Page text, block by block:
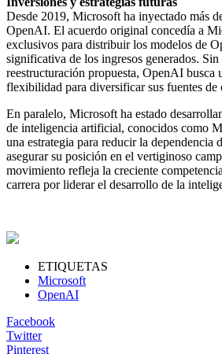
Desde 2019, Microsoft ha inyectado más
OpenAI. El acuerdo original concedía a
exclusivos para distribuir los modelos de
significativa de los ingresos generados.
reestructuración propuesta, OpenAI busca
flexibilidad para diversificar sus fuentes de
En paralelo, Microsoft ha estado
de inteligencia artificial, conocidos como
una estrategia para reducir la dependencia
asegurar su posición en el vertiginoso
movimiento refleja la creciente
carrera por liderar el desarrollo de la
ETIQUETAS
Microsoft
OpenAI
Facebook
Twitter
Pinterest